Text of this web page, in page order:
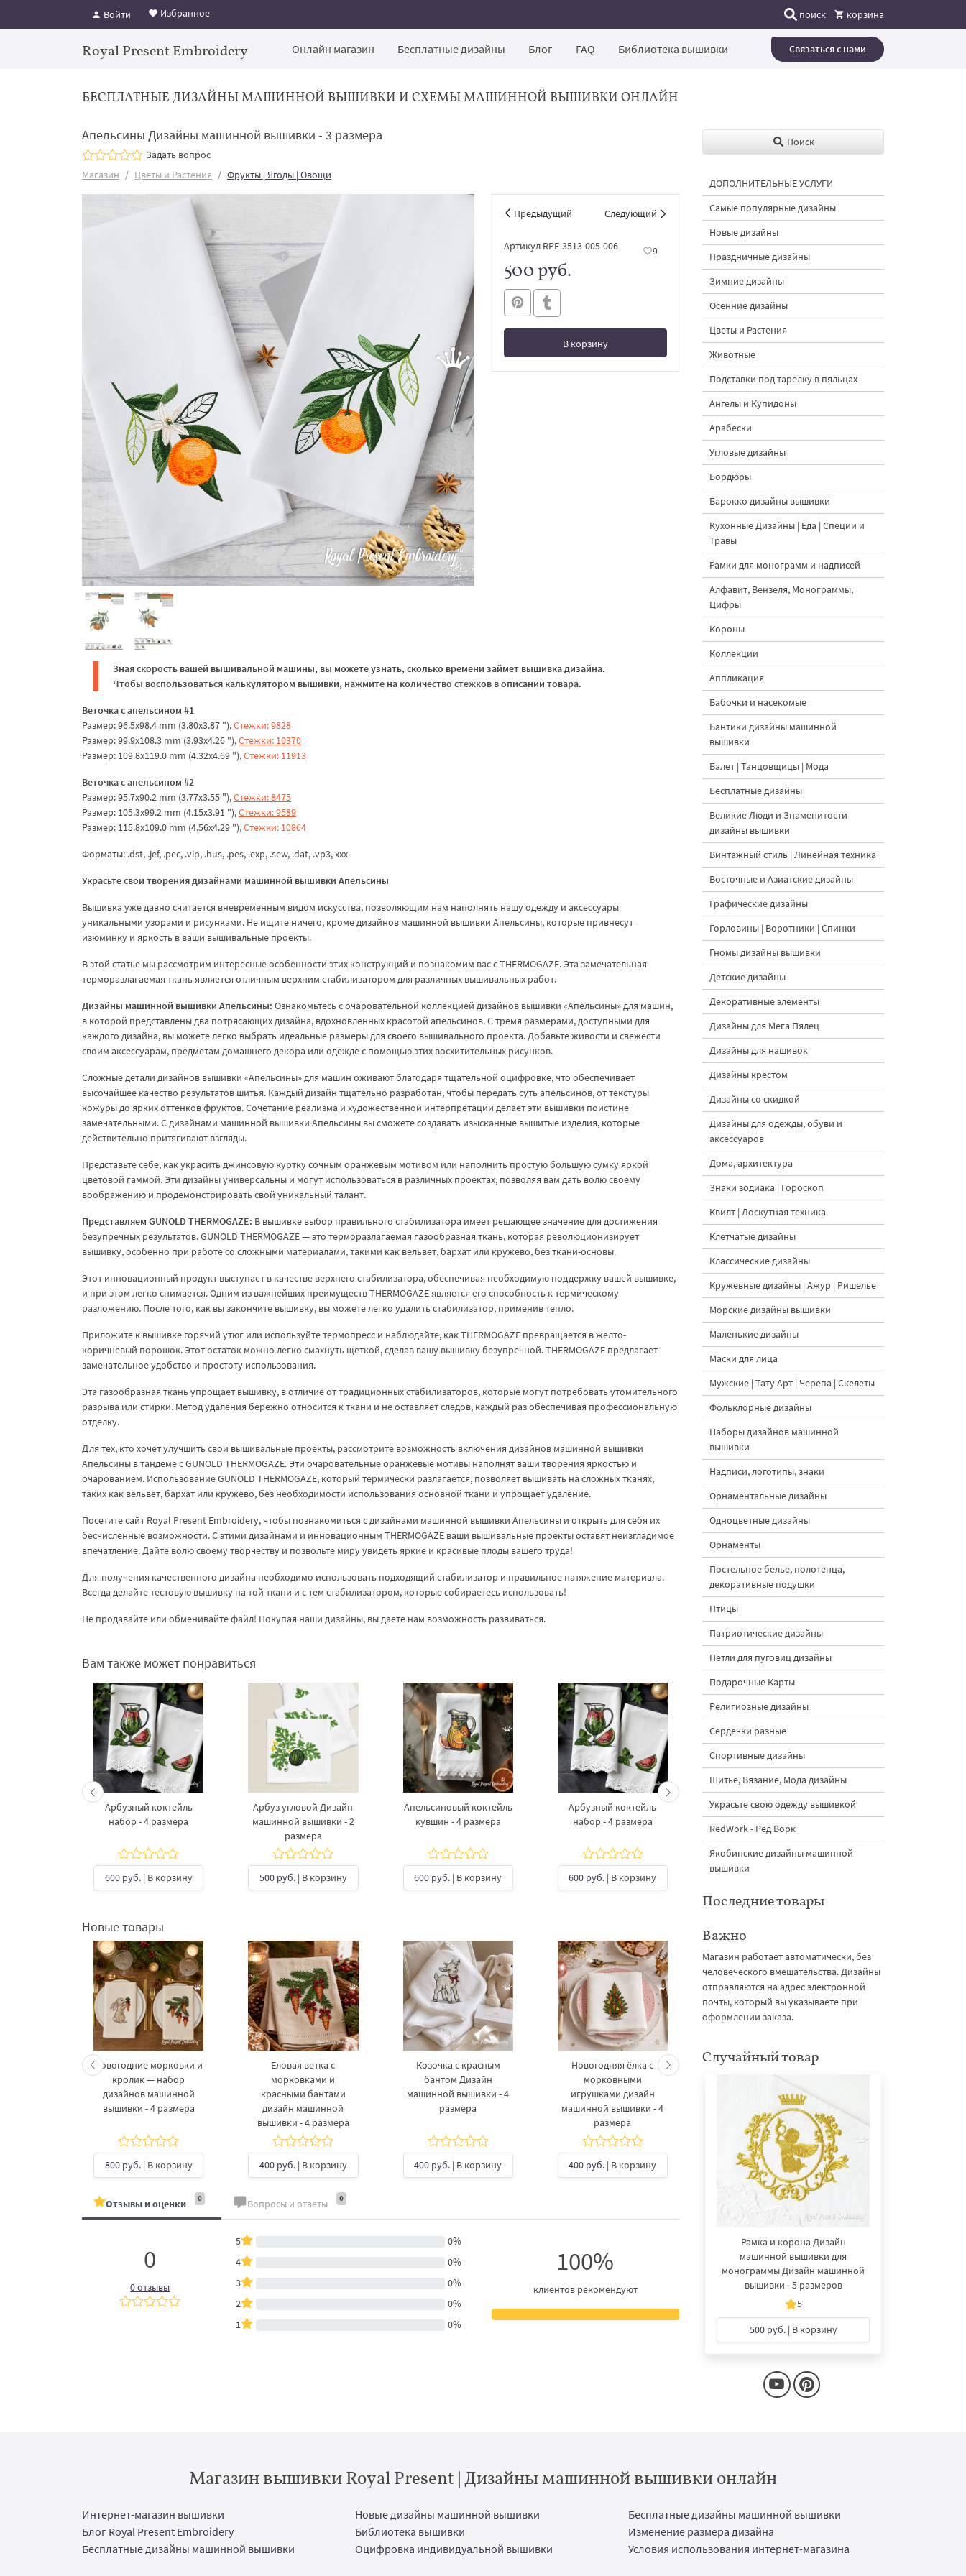
Войти Избранное поиск корзина
Royal Present Embroidery Онлайн магазин Бесплатные дизайны Блог FAQ Библиотека вышивки Связаться с нами
БЕСПЛАТНЫЕ ДИЗАЙНЫ МАШИННОЙ ВЫШИВКИ И СХЕМЫ МАШИННОЙ ВЫШИВКИ ОНЛАЙН
Апельсины Дизайны машинной вышивки - 3 размера
Задать вопрос
Магазин
Цветы и Растения Фрукты | Ягоды | Овощи
Предыдущий Следующий
Артикул RPE-3513-005-006 9
500 руб.
В корзину
В корзине
Зная скорость вашей вышивальной машины, вы можете узнать, сколько времени займет вышивка дизайна.
Чтобы воспользоваться калькулятором вышивки, нажмите на количество стежков в описании товара.
Веточка с апельсином #1
Размер: 96.5x98.4 mm (3.80x3.87 "),Стежки: 9828
Размер: 99.9x108.3 mm (3.93x4.26 "),Стежки: 10370
Размер: 109.8x119.0 mm (4.32x4.69 "),Стежки: 11913
Веточка с апельсином #2
Размер: 95.7x90.2 mm (3.77x3.55 "),Стежки: 8475
Размер: 105.3x99.2 mm (4.15x3.91 "),Стежки: 9589
Размер: 115.8x109.0 mm (4.56x4.29 "),Стежки: 10864
Форматы: .dst, .jef, .pec, .vip, .hus, .pes, .exp, .sew, .dat, .vp3, xxx
Украсьте свои творения дизайнами машинной вышивки Апельсины
Вышивка уже давно считается вневременным видом искусства, позволяющим нам наполнять нашу одежду и аксессуары
уникальными узорами и рисунками. Не ищите ничего, кроме дизайнов машинной вышивки Апельсины, которые привнесут
изюминку и яркость в ваши вышивальные проекты.
В этой статье мы рассмотрим интересные особенности этих конструкций и познакомим вас с THERMOGAZE. Эта замечательная
терморазлагаемая ткань является отличным верхним стабилизатором для различных вышивальных работ.
Дизайны машинной вышивки Апельсины: Ознакомьтесь с очаровательной коллекцией дизайнов вышивки «Апельсины» для машин,
в которой представлены два потрясающих дизайна, вдохновленных красотой апельсинов. С тремя размерами, доступными для
каждого дизайна, вы можете легко выбрать идеальные размеры для своего вышивального проекта. Добавьте живости и свежести
своим аксессуарам, предметам домашнего декора или одежде с помощью этих восхитительных рисунков.
Сложные детали дизайнов вышивки «Апельсины» для машин оживают благодаря тщательной оцифровке, что обеспечивает
высочайшее качество результатов шитья. Каждый дизайн тщательно разработан, чтобы передать суть апельсинов, от текстуры
кожуры до ярких оттенков фруктов. Сочетание реализма и художественной интерпретации делает эти вышивки поистине
замечательными. С дизайнами машинной вышивки Апельсины вы сможете создавать изысканные вышитые изделия, которые
действительно притягивают взгляды.
Представьте себе, как украсить джинсовую куртку сочным оранжевым мотивом или наполнить простую большую сумку яркой
цветовой гаммой. Эти дизайны универсальны и могут использоваться в различных проектах, позволяя вам дать волю своему
воображению и продемонстрировать свой уникальный талант.
Представляем GUNOLD THERMOGAZE: В вышивке выбор правильного стабилизатора имеет решающее значение для достижения
безупречных результатов. GUNOLD THERMOGAZE — это терморазлагаемая газообразная ткань, которая революционизирует
вышивку, особенно при работе со сложными материалами, такими как вельвет, бархат или кружево, без ткани-основы.
Этот инновационный продукт выступает в качестве верхнего стабилизатора, обеспечивая необходимую поддержку вашей вышивке,
и при этом легко снимается. Одним из важнейших преимуществ THERMOGAZE является его способность к термическому
разложению. После того, как вы закончите вышивку, вы можете легко удалить стабилизатор, применив тепло.
Приложите к вышивке горячий утюг или используйте термопресс и наблюдайте, как THERMOGAZE превращается в желто-
коричневый порошок. Этот остаток можно легко смахнуть щеткой, сделав вашу вышивку безупречной. THERMOGAZE предлагает
замечательное удобство и простоту использования.
Эта газообразная ткань упрощает вышивку, в отличие от традиционных стабилизаторов, которые могут потребовать утомительного
разрыва или стирки. Метод удаления бережно относится к ткани и не оставляет следов, каждый раз обеспечивая профессиональную
отделку.
Для тех, кто хочет улучшить свои вышивальные проекты, рассмотрите возможность включения дизайнов машинной вышивки
Апельсины в тандеме с GUNOLD THERMOGAZE. Эти очаровательные оранжевые мотивы наполнят ваши творения яркостью и
очарованием. Использование GUNOLD THERMOGAZE, который термически разлагается, позволяет вышивать на сложных тканях,
таких как вельвет, бархат или кружево, без необходимости использования основной ткани и упрощает удаление.
Посетите сайт Royal Present Embroidery, чтобы познакомиться с дизайнами машинной вышивки Апельсины и открыть для себя их
бесчисленные возможности. С этими дизайнами и инновационным THERMOGAZE ваши вышивальные проекты оставят неизгладимое
впечатление. Дайте волю своему творчеству и позвольте миру увидеть яркие и красивые плоды вашего труда!
Для получения качественного дизайна необходимо использовать подходящий стабилизатор и правильное натяжение материала.
Всегда делайте тестовую вышивку на той ткани и с тем стабилизатором, которые собираетесь использовать!
Не продавайте или обменивайте файл! Покупая наши дизайны, вы даете нам возможность развиваться.
Вам также может понравиться
Арбузный коктейль
набор - 4 размера
600 руб.| В корзину
Арбуз угловой Дизайн
машинной вышивки - 2
размера
500 руб.| В корзину
Апельсиновый коктейль
кувшин - 4 размера
600 руб. | В корзину
Арбузный коктейль
набор - 4 размера
600 руб. | В корзину
Арбуз угловой Дизайн
машинной вышивки - 2
размера
кувшин - 4 размера
Новые товары
Новогодние морковки и
кролик — набор
дизайнов машинной
вышивки - 4 размера
800 руб.| В корзину
Еловая ветка с
морковками и
красными бантами
дизайн машинной
вышивки - 4 размера
400 руб.| В корзину
Козочка с красным
бантом Дизайн
машинной вышивки - 4
размера
400 руб. | В корзину
Новогодняя ёлка с
морковными
игрушками дизайн
машинной вышивки - 4
размера
400 руб. | В корзину
Кролик украшает ёлку
морковками дизайн
машинной вышивки - 3
размера
500 руб.| В корзину
Отзывы и оценки 0 Вопросы и ответы 0
0
0 отзывы
5
0%
4
0%
3
0%
2
0%
1
0%
100%
клиентов рекомендуют
Поиск
ДОПОЛНИТЕЛЬНЫЕ УСЛУГИ
Самые популярные дизайны
Новые дизайны
Праздничные дизайны
Зимние дизайны
Осенние дизайны
Цветы и Растения
Животные
Подставки под тарелку в пяльцах
Ангелы и Купидоны
Арабески
Угловые дизайны
Бордюры
Барокко дизайны вышивки
Кухонные Дизайны | Еда | Специи и
Травы
Рамки для монограмм и надписей
Алфавит, Вензеля, Монограммы,
Цифры
Короны
Коллекции
Аппликация
Бабочки и насекомые
Бантики дизайны машинной
вышивки
Балет | Танцовщицы | Мода
Бесплатные дизайны
Великие Люди и Знаменитости
дизайны вышивки
Винтажный стиль | Линейная техника
Восточные и Азиатские дизайны
Графические дизайны
Горловины | Воротники | Спинки
Гномы дизайны вышивки
Детские дизайны
Декоративные элементы
Дизайны для Мега Пялец
Дизайны для нашивок
Дизайны крестом
Дизайны со скидкой
Дизайны для одежды, обуви и
аксессуаров
Дома, архитектура
Знаки зодиака | Гороскоп
Квилт | Лоскутная техника
Клетчатые дизайны
Классические дизайны
Кружевные дизайны | Ажур | Ришелье
Морские дизайны вышивки
Маленькие дизайны
Маски для лица
Мужские | Тату Арт | Черепа | Скелеты
Фольклорные дизайны
Наборы дизайнов машинной
вышивки
Надписи, логотипы, знаки
Орнаментальные дизайны
Одноцветные дизайны
Орнаменты
Постельное белье, полотенца,
декоративные подушки
Птицы
Патриотические дизайны
Петли для пуговиц дизайны
Подарочные Карты
Религиозные дизайны
Сердечки разные
Спортивные дизайны
Шитье, Вязание, Мода дизайны
Украсьте свою одежду вышивкой
RedWork - Ред Ворк
Якобинские дизайны машинной
вышивки
Последние товары
Важно
Магазин работает автоматически, без
человеческого вмешательства. Дизайны
отправляются на адрес электронной
почты, который вы указываете при
оформлении заказа.
Случайный товар
Рамка и корона Дизайн
машинной вышивки для
монограммы Дизайн машинной
вышивки - 5 размеров
5
500 руб.| В корзину
Магазин вышивки Royal Present | Дизайны машинной вышивки онлайн
Интернет-магазин вышивки Новые дизайны машинной вышивки
Бесплатные дизайны машинной вышивки
Блог Royal Present Embroidery
Библиотека вышивки
Изменение размера дизайна
Бесплатные дизайны машинной вышивки
Оцифровка индивидуальной вышивки Условия использования интернет-магазина